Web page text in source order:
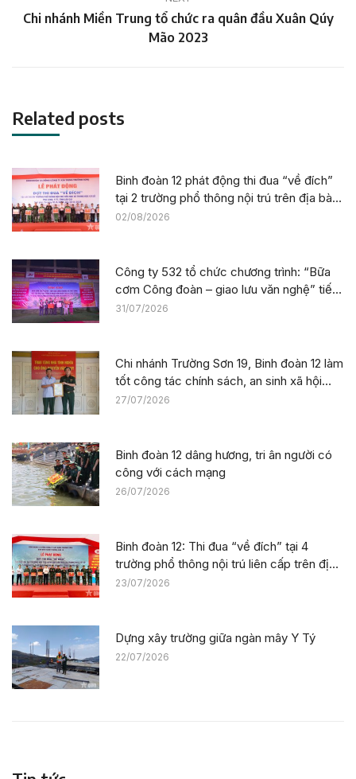
Next
post:
Chi nhánh Miền Trung tổ chức ra quân đầu Xuân Qúy
Mão 2023
Related posts
Binh đoàn 12 phát động thi đua “về đích”
tại 2 trường phổ thông nội trú trên địa bàn
tỉnh Lào Cai
02/08/2026
Công ty 532 tổ chức chương trình: “Bữa
cơm Công đoàn – giao lưu văn nghệ” tiếp
sức công trường tại dự án Trường phổ
31/07/2026
Chi nhánh Trường Sơn 19, Binh đoàn 12 làm
tốt công tác chính sách, an sinh xã hội
nhân kỷ niệm 79 năm Ngày Thương binh –
27/07/2026
Binh đoàn 12 dâng hương, tri ân người có
công với cách mạng
26/07/2026
Binh đoàn 12: Thi đua “về đích” tại 4
trường phổ thông nội trú liên cấp trên địa
bàn tỉnh Thanh Hóa
23/07/2026
Dựng xây trường giữa ngàn mây Y Tý
22/07/2026